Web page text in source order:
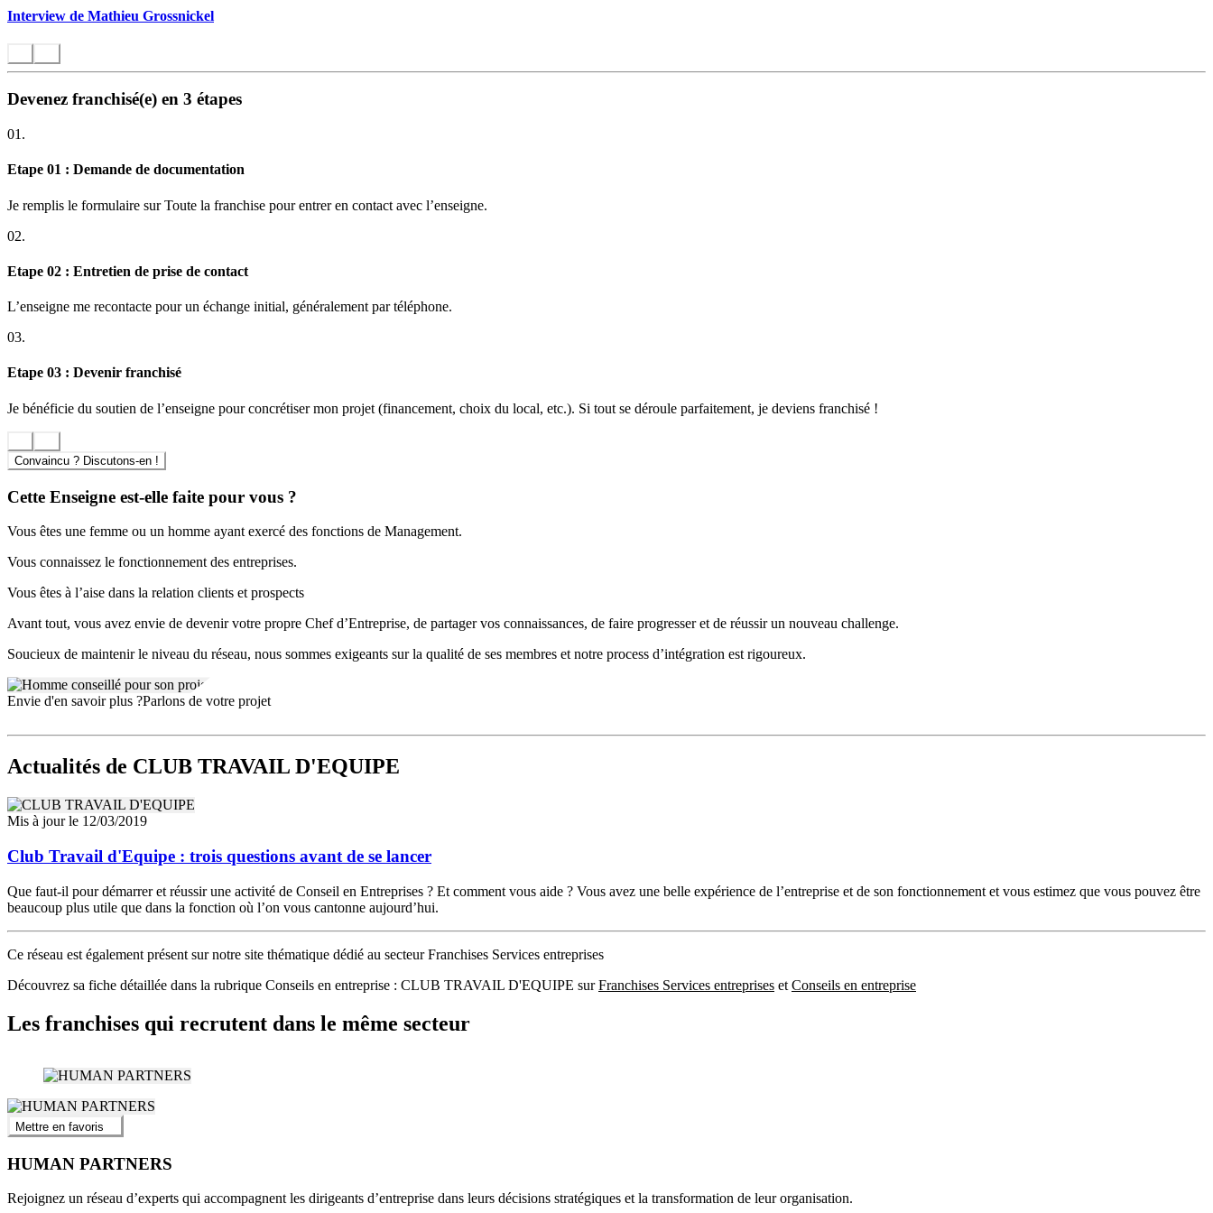
Interview de Mathieu Grossnickel
Devenez franchisé(e) en 3 étapes
01.
Etape 01 : Demande de documentation
Je remplis le formulaire sur Toute la franchise pour entrer en contact avec l’enseigne.
02.
Etape 02 : Entretien de prise de contact
L’enseigne me recontacte pour un échange initial, généralement par téléphone.
03.
Etape 03 : Devenir franchisé
Je bénéficie du soutien de l’enseigne pour concrétiser mon projet (financement, choix du local, etc.). Si tout se déroule parfaitement, je deviens franchisé !
Convaincu ? Discutons-en !
Cette Enseigne est-elle faite pour vous ?
Vous êtes une femme ou un homme ayant exercé des fonctions de Management.
Vous connaissez le fonctionnement des entreprises.
Vous êtes à l’aise dans la relation clients et prospects
Avant tout, vous avez envie de devenir votre propre Chef d’Entreprise, de partager vos connaissances, de faire progresser et de réussir un nouveau challenge.
Soucieux de maintenir le niveau du réseau, nous sommes exigeants sur la qualité de ses membres et notre process d’intégration est rigoureux.
Envie d'en savoir plus ?Parlons de votre projet
Actualités de CLUB TRAVAIL D'EQUIPE
Mis à jour le 12/03/2019
Club Travail d'Equipe : trois questions avant de se lancer
Que faut-il pour démarrer et réussir une activité de Conseil en Entreprises ? Et comment vous aide ? Vous avez une belle expérience de l’entreprise et de son fonctionnement et vous estimez que vous pouvez être
beaucoup plus utile que dans la fonction où l’on vous cantonne aujourd’hui.
Ce réseau est également présent sur notre site thématique dédié au secteur Franchises Services entreprises
Découvrez sa fiche détaillée dans la rubrique Conseils en entreprise : CLUB TRAVAIL D'EQUIPE surFranchises Services entreprises et Conseils en entreprise
Les franchises qui recrutent dans le même secteur
Mettre en favoris
HUMAN PARTNERS
Rejoignez un réseau d’experts qui accompagnent les dirigeants d’entreprise dans leurs décisions stratégiques et la transformation de leur organisation.